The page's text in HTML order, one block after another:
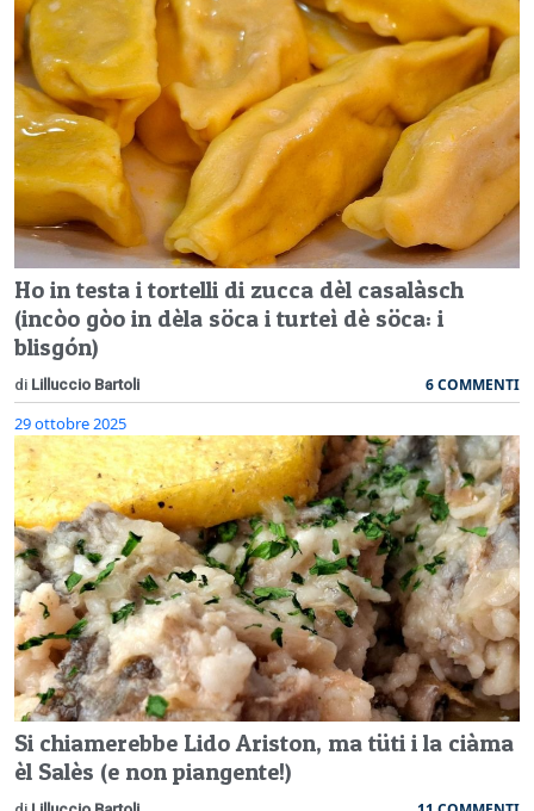
Ho in testa i tortelli di zucca dèl casalàsch
(incòo gòo in dèla söca i turteì dè söca: i
blisgón)
di Lilluccio Bartoli 6 COMMENTI
29 ottobre 2025
Si chiamerebbe Lido Ariston, ma tüti i la ciàma
èl Salès (e non piangente!)